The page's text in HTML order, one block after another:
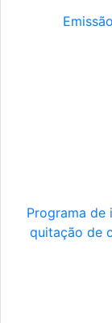
Programa de
quitação de